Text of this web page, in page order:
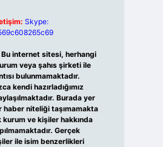
Skype:
Bu internet sitesi, herhangi
veya şahıs şirketi ile
bulunmamaktadır.
kendi hazırladığımız
Burada yer
haber niteliği taşımamakta
ve kişiler hakkında
Gerçek
ile isim benzerlikleri